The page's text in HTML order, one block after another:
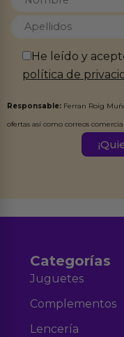
He leído y
política de
Responsable: Ferran Roig
ofertas así como correos
Destinatarios:
Categorías
Juguetes
Complementos
Lencería